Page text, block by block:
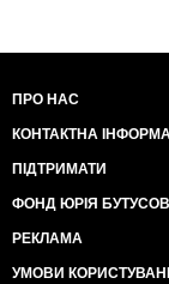
ПРО НАС
КОНТАКТНА
ПІДТРИМАТИ
ФОНД ЮРІЯ
РЕКЛАМА
УМОВИ